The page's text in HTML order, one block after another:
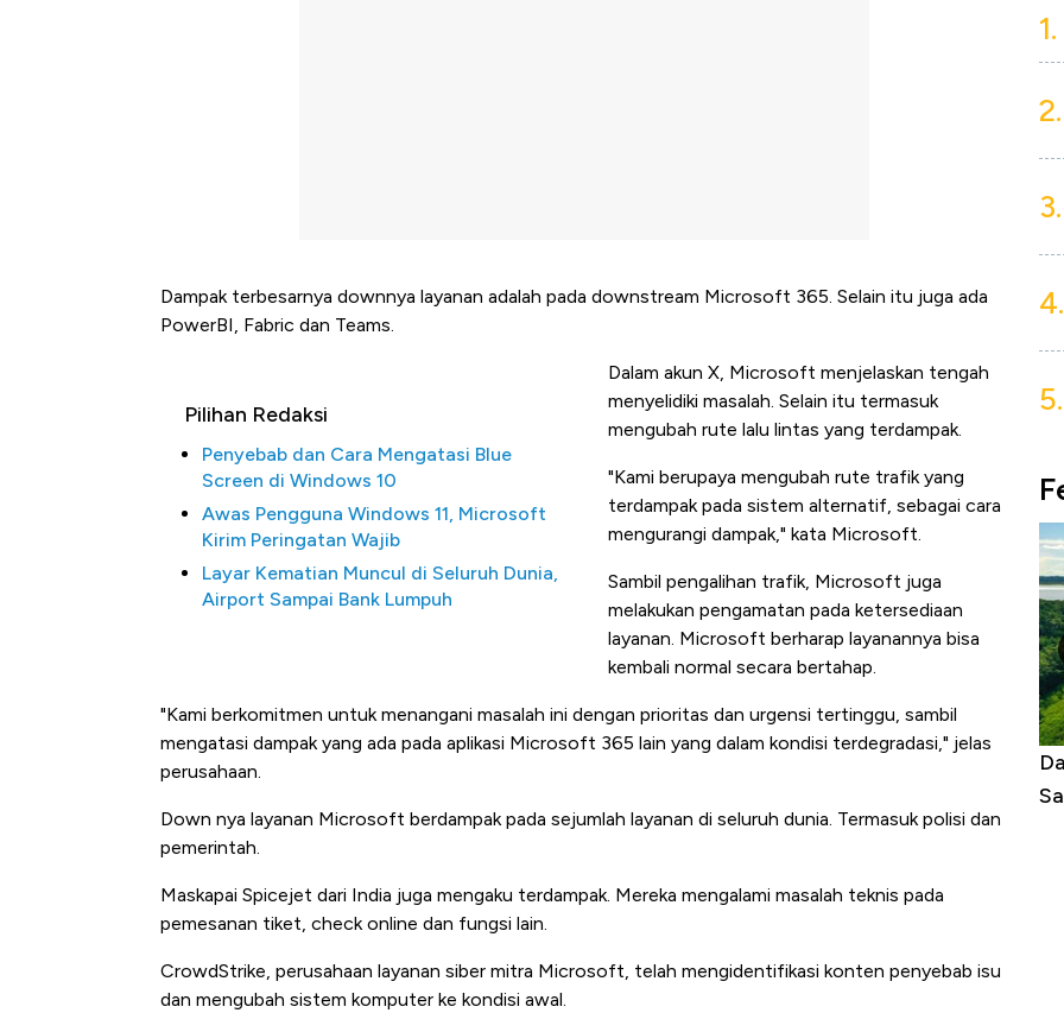
Dampak terbesarnya downnya layanan adalah pada downstream Microsoft 365. Selain itu juga ada
PowerBI, Fabric dan Teams.
Pilihan Redaksi
Penyebab dan Cara Mengatasi Blue
Screen di Windows 10
Awas Pengguna Windows 11, Microsoft
Kirim Peringatan Wajib
Layar Kematian Muncul di Seluruh Dunia,
Airport Sampai Bank Lumpuh
Dalam akun X, Microsoft menjelaskan tengah
menyelidiki masalah. Selain itu termasuk
mengubah rute lalu lintas yang terdampak.
"Kami berupaya mengubah rute trafik yang
terdampak pada sistem alternatif, sebagai cara
mengurangi dampak," kata Microsoft.
Sambil pengalihan trafik, Microsoft juga
melakukan pengamatan pada ketersediaan
layanan. Microsoft berharap layanannya bisa
kembali normal secara bertahap.
"Kami berkomitmen untuk menangani masalah ini dengan prioritas dan urgensi tertinggu, sambil
mengatasi dampak yang ada pada aplikasi Microsoft 365 lain yang dalam kondisi terdegradasi," jelas
perusahaan.
Down nya layanan Microsoft berdampak pada sejumlah layanan di seluruh dunia. Termasuk polisi dan
pemerintah.
Maskapai Spicejet dari India juga mengaku terdampak. Mereka mengalami masalah teknis pada
pemesanan tiket, check online dan fungsi lain.
CrowdStrike, perusahaan layanan siber mitra Microsoft, telah mengidentifikasi konten penyebab isu
dan mengubah sistem komputer ke kondisi awal.
1.
2.
3.
4.
5.
Daftar Sungai Terpanjang di Dunia,